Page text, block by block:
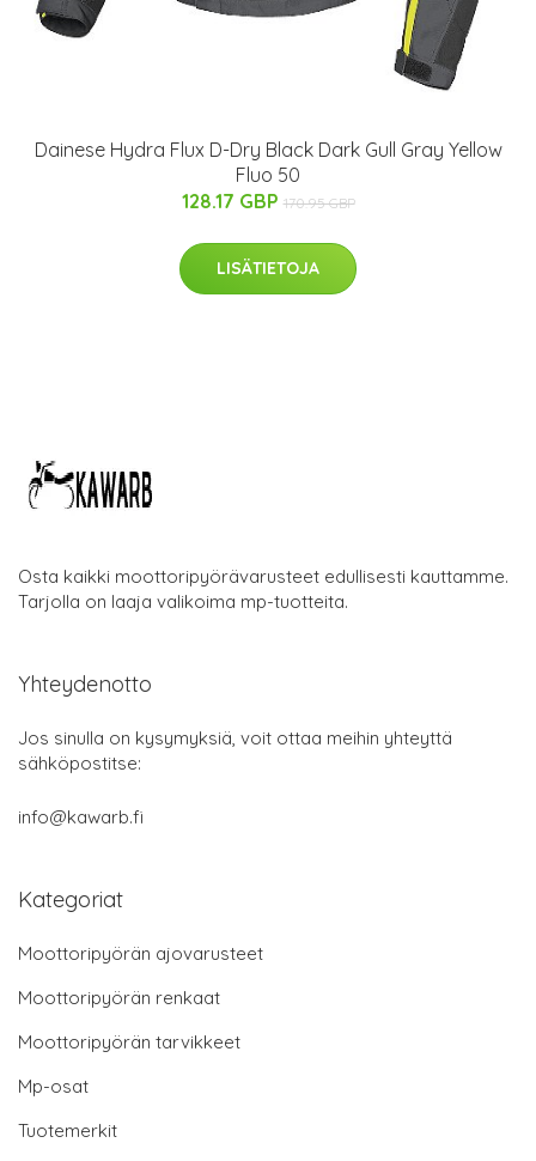
Dainese Hydra Flux D-Dry Black Dark Gull Gray Yellow
Fluo 50
128.17 GBP 170.95 GBP
LISÄTIETOJA
Osta kaikki moottoripyörävarusteet edullisesti kauttamme.
Tarjolla on laaja valikoima mp-tuotteita.
Yhteydenotto
Jos sinulla on kysymyksiä, voit ottaa meihin yhteyttä
sähköpostitse:
info@kawarb.fi
Kategoriat
Moottoripyörän ajovarusteet
Moottoripyörän renkaat
Moottoripyörän tarvikkeet
Mp-osat
Tuotemerkit